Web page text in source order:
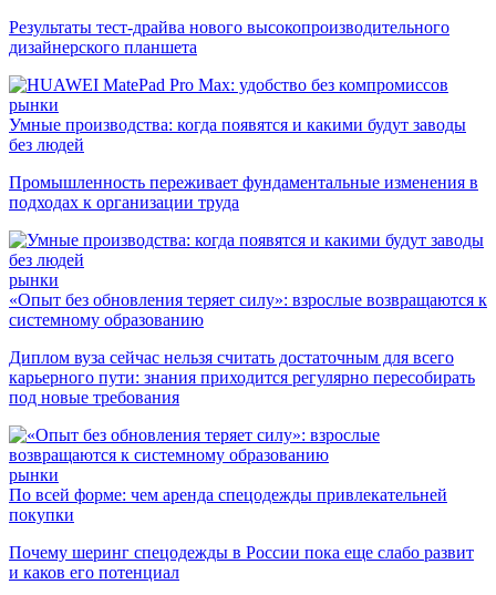
Результаты тест-драйва нового высокопроизводительного
дизайнерского планшета
рынки
Умные производства: когда появятся и какими будут заводы
без людей
Промышленность переживает фундаментальные изменения в
подходах к организации труда
рынки
«Опыт без обновления теряет силу»: взрослые возвращаются к
системному образованию
Диплом вуза сейчас нельзя считать достаточным для всего
карьерного пути: знания приходится регулярно пересобирать
под новые требования
рынки
По всей форме: чем аренда спецодежды привлекательней
покупки
Почему шеринг спецодежды в России пока еще слабо развит
и каков его потенциал